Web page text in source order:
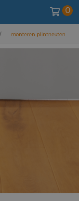
0
monteren plintneuten